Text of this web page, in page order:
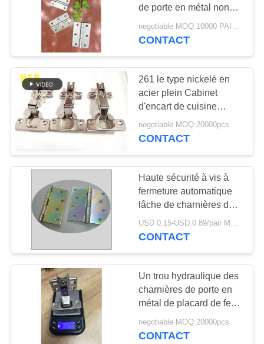
PRIVACY
POLICYCharnière de porte
de sécurité
Parenthèse
d'étagère faisante le
coin
38
charnières de porte
33
de porte en métal non
polie avec des trous de
vis
negotiable MOQ:10000 PAIRES
CONTACT
261 le type nickelé en
acier plein Cabinet
d'encart de cuisine
articule le trou 60G deux
negotiable MOQ:20000pcs
CONTACT
Haute sécurité à vis à
fermeture automatique
lâche de charnières de
porte en métal de Pin
USD 0.15-USD 0.89/pair MOQ:10000Pair
CONTACT
Un trou hydraulique des
charnières de porte en
métal de placard de fer
en métal de manière
deux 90 degrés
negotiable MOQ:20000pcs
CONTACT